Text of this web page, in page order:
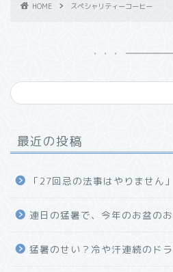
HOME スペシャリティーコーヒー
最近の投稿
「27回忌の法事はやりません
連日の猛暑で、今年のお盆の
猛暑のせい？冷や汗連続のド